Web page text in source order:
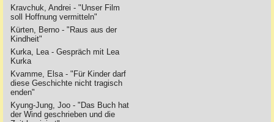
Kravchuk, Andrei - "Unser Film
soll Hoffnung vermitteln"
Kürten, Berno - "Raus aus der
Kindheit"
Kurka, Lea - Gespräch mit Lea
Kurka
Kvamme, Elsa - "Für Kinder darf
diese Geschichte nicht tragisch
enden"
Kyung-Jung, Joo - "Das Buch hat
der Wind geschrieben und die